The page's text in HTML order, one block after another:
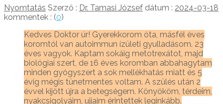
Nyomtatás Szerző : Dr. Tamasi József dátum : 2024-03-18
kommentek : (0)
Kedves Doktor úr! Gyerekkorom óta, másfél éves
koromtól van autoimmun ízületi gyulladásom. 23
éves vagyok. Kaptam sokáig metotrexátot, majd
biológiai szert, de 16 éves koromban abbahagytam
minden gyógyszert a sok mellékhatás miatt és 5
évig mégis tünetmentes voltam. A szülés után 2
évvel kijött újra a betegségem. Könyököm, térdeim,
nyakcsigolyáim, ujjaim érintettek leginkább.